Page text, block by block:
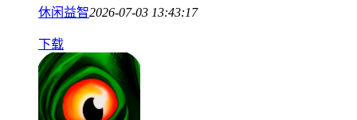
休闲益智2026-07-03 13:43:17
下载